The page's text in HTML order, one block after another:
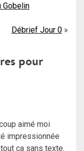
Gobelin
Débrief Jour 0
pour
aimé moi
impressionnée
ça sans texte.